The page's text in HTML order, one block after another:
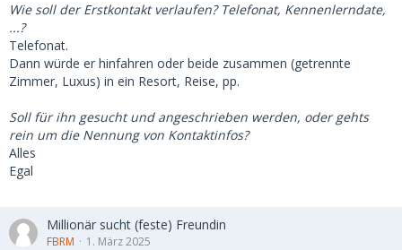
Wie soll der Erstkontakt verlaufen? Telefonat, Kennenlerndate,
...?
Telefonat.
Dann würde er hinfahren oder beide zusammen (getrennte
Zimmer, Luxus) in ein Resort, Reise, pp.
Soll für ihn gesucht und angeschrieben werden, oder gehts
rein um die Nennung von Kontaktinfos?
Alles
Egal
Millionär sucht (feste) Freundin
FBRM 1. März 2025